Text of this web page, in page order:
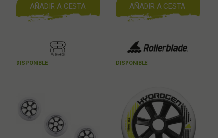
AÑADIR A CESTA AÑADIR A CESTA
DISPONIBLE DISPONIBLE